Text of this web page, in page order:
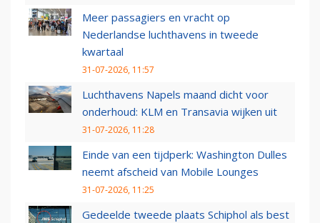
Meer passagiers en vracht op
Nederlandse luchthavens in tweede
kwartaal
31-07-2026, 11:57
Luchthavens Napels maand dicht voor
onderhoud: KLM en Transavia wijken uit
31-07-2026, 11:28
Einde van een tijdperk: Washington Dulles
neemt afscheid van Mobile Lounges
31-07-2026, 11:25
Gedeelde tweede plaats Schiphol als best